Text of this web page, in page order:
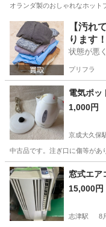
オランダ製のおしゃれなホッ
千葉 船橋市 京成大久
【汚れ
ります！
状態が悪
プリフラ
電気ポッ
1,000円
京成大久保
中古品です。注ぎ口に傷等があ
千葉 船橋市 京成大久
窓式エア
15,000円
志津駅 8